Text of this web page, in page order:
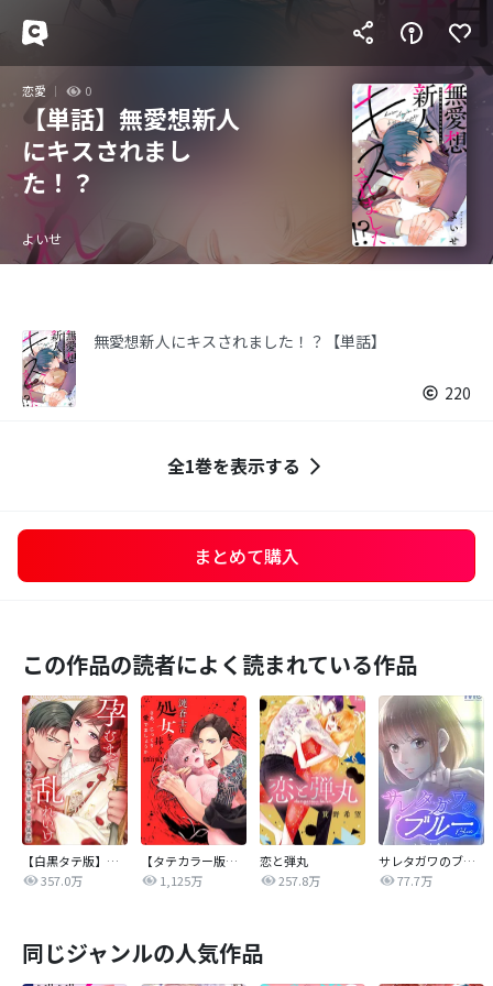
恋愛 0
【単話】無愛想新人
にキスされまし
た！？
よいせ
無愛想新人にキスされました！？【単話】
220
全1巻を表示する
まとめて購入
この作品の読者によく読まれている作品
【白黒タテ版】孕むまで乱れいけ～身代わり花嫁と軍服の猛愛
357.0万
【タテカラー版】漣蒼士に処女を捧ぐ～さあ、じっくり愛でましょうか
1,125万
恋と弾丸
257.8万
サレタガワのブルー【タテヨミ】
77.7万
同じジャンルの人気作品